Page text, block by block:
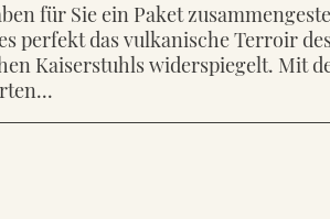
für Sie ein Paket
perfekt das vulkanische Terroir
Kaiserstuhls widerspiegelt. Mit